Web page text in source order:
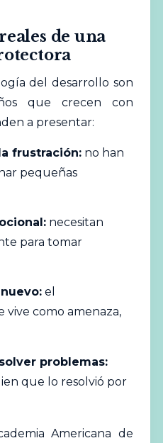
de una
del desarrollo son
que crecen con
a presentar:
frustración: no han
pequeñas
necesitan
para tomar
el
vive como amenaza,
problemas:
que lo resolvió por
Americana de